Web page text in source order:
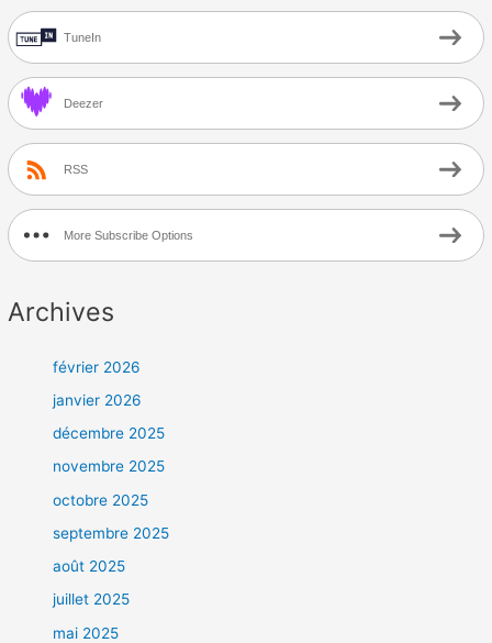
TuneIn
Deezer
RSS
More Subscribe Options
Archives
février 2026
janvier 2026
décembre 2025
novembre 2025
octobre 2025
septembre 2025
août 2025
juillet 2025
mai 2025